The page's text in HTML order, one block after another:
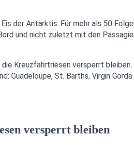
der Antarktis: Für mehr als 50
und nicht zuletzt mit den
Kreuzfahrtriesen versperrt
St. Barths, Virgin
versperrt bleiben